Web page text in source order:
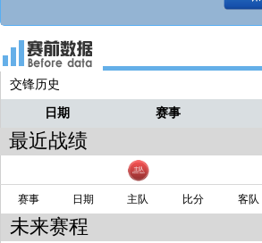
交锋历史
日期 赛事
最近战绩
赛事 日期 主队 比分 客队
未来赛程